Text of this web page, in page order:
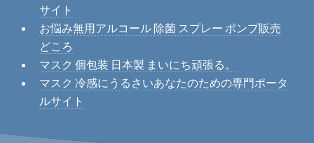
サイト
お悩み無用アルコール 除菌 スプレー ポンプ販売
どころ
マスク 個包装 日本製 まいにち頑張る。
マスク 冷感にうるさいあなたのための専門ポータ
ルサイト